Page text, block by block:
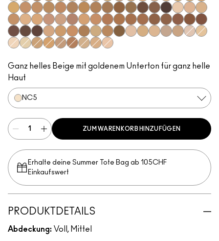
NC5NW12C6NC41.5
C30NC13NC15NC16NC17NC18​NC20​NC25​NC27​NC35​NC37​NC38​NC41​
NC42NC43.5​
NC44​NC44.5​
NC45​NC45.5​
NC46​NC47​NC50​NC55​NC58​NC60​NC63​NC65​NW5​NW10​NW13​
NW15​NW20​
NW22​NW25​NW30​
NW33​NW35​NW40​NW43​NW44​NW46​NW47​NW48​NW50​NW53​NW55​
NW57​
NW58​NW60​NW65​
C4.5​C5​C5.5​
C8​C40​C45​C55​
Ganz helles Beige mit goldenem Unterton für ganz helle
Haut
NC5
ZUM WARENKORB HINZUFÜGEN
Erhalte deine Summer Tote Bag ab 105CHF
Einkaufswert​
PRODUKTDETAILS
Abdeckung: Voll, Mittel